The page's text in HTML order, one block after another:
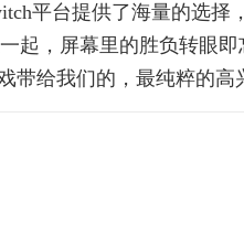
平台提供了海量的选择
起，屏幕里的胜负转眼
给我们的，最纯粹的高